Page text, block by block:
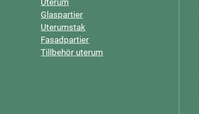
Glaspartier
Uterumstak
Fasadpartier
Tillbehör uterum